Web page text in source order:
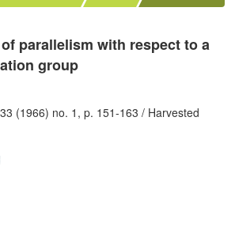
parallelism with respect to a
group
(1966) no. 1, p. 151-163 / Harvested